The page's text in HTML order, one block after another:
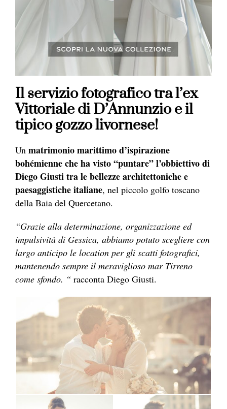
Il servizio fotografico tra l’ex
Vittoriale di D’Annunzio e il
tipico gozzo livornese!
Un matrimonio marittimo d’ispirazione
bohémienne che ha visto “puntare” l’obbiettivo di
Diego Giusti tra le bellezze architettoniche e
paesaggistiche italiane, nel piccolo golfo toscano
della Baia del Quercetano.
“Grazie alla determinazione, organizzazione ed
impulsività di Gessica, abbiamo potuto scegliere con
largo anticipo le location per gli scatti fotografici,
mantenendo sempre il meraviglioso mar Tirreno
come sfondo. “ racconta Diego Giusti.